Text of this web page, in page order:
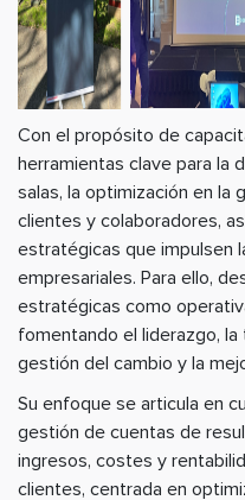
Con el propósito de
herramientas clave para la
salas, la optimización en la
clientes y colaboradores,
estratégicas que impulsen
empresariales. Para ello,
estratégicas como
fomentando el liderazgo, la
gestión del cambio y la
Su enfoque se articula en
gestión de cuentas de
ingresos, costes y
clientes, centrada en